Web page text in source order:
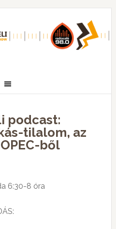
podcast:
tilalom, az
ből
6:30-8 óra